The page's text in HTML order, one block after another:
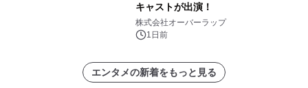
キャストが出演！
株式会社オーバーラップ
1日前
エンタメの新着をもっと見る